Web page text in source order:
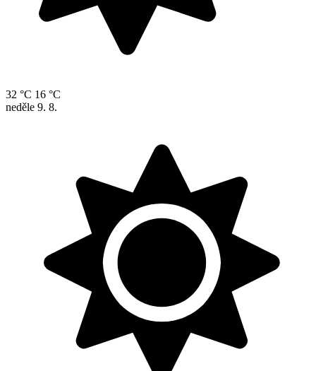
32 °C 16 °C
neděle 9. 8.